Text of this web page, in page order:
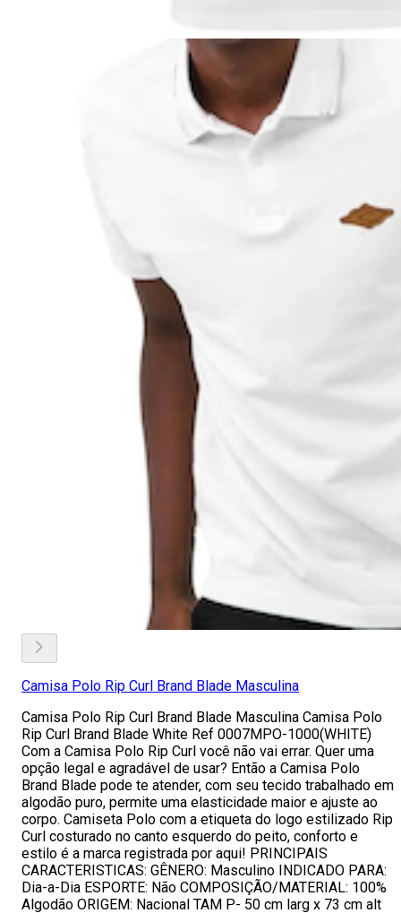
Camisa Polo Rip Curl Brand Blade Masculina
Camisa Polo Rip Curl Brand Blade Masculina Camisa Polo
Rip Curl Brand Blade White Ref 0007MPO-1000(WHITE)
Com a Camisa Polo Rip Curl você não vai errar. Quer uma
opção legal e agradável de usar? Então a Camisa Polo
Brand Blade pode te atender, com seu tecido trabalhado em
algodão puro, permite uma elasticidade maior e ajuste ao
corpo. Camiseta Polo com a etiqueta do logo estilizado Rip
Curl costurado no canto esquerdo do peito, conforto e
estilo é a marca registrada por aqui! PRINCIPAIS
CARACTERISTICAS: GÊNERO: Masculino INDICADO PARA:
Dia-a-Dia ESPORTE: Não COMPOSIÇÃO/MATERIAL: 100%
Algodão ORIGEM: Nacional TAM P- 50 cm larg x 73 cm alt